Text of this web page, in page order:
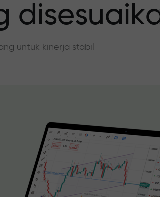
untuk kinerja stabil